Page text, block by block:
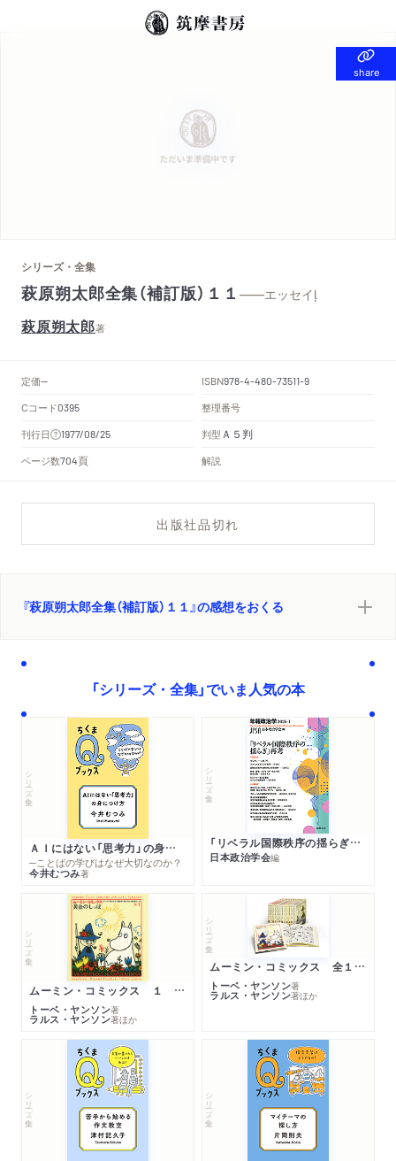
share
share
シリーズ・全集
萩原朔太郎全集（補訂版）１１ ——エッセイ
萩原朔太郎著
定価-- ISBN978-4-480-73511-9
Cコード0395
整理番号
刊行日
1977/08/25 判型 Ａ５判
ページ数704頁 解説
出版社品切れ
『萩原朔太郎全集（補訂版）１１』の感想をおくる
「シリーズ・全集」でいま人気の本
シリーズ・全集
ＡＩにはない「思考力」の身につけ方
─ことばの学びはなぜ大切なのか？
今井むつみ著
シリーズ・全集
「リベラル国際秩序の揺らぎ」再考 年報政治学２０２６‐Ⅰ
日本政治学会編
シリーズ・全集
ムーミン・コミックス １ 黄金のしっぽ
トーベ・ヤンソン著
ラルス・ヤンソン著ほか
シリーズ・全集
ムーミン・コミックス 全１４巻セット
トーベ・ヤンソン著
ラルス・ヤンソン著ほか
シリーズ・全集 シリーズ・全集